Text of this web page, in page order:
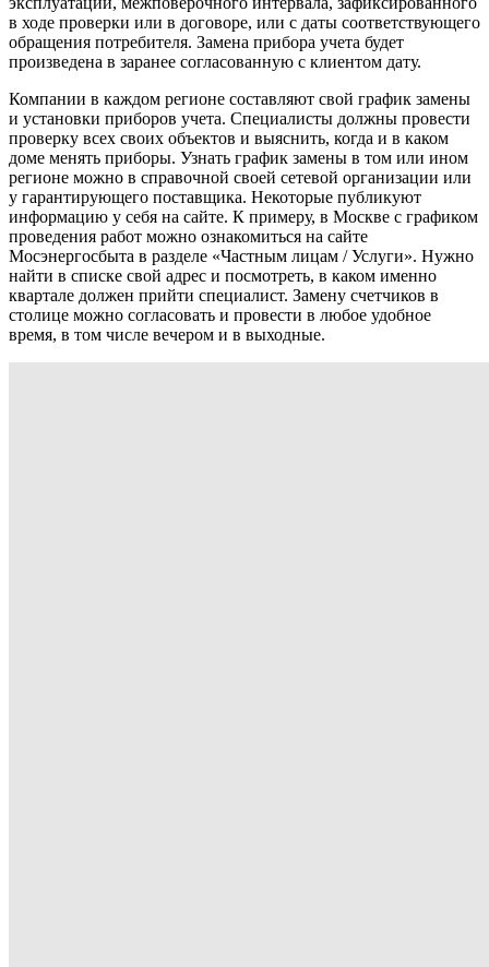
в ходе проверки или в договоре, или с даты соответствующего
обращения потребителя. Замена прибора учета будет
произведена в заранее согласованную с клиентом дату.
Компании в каждом регионе составляют свой график замены
и установки приборов учета. Специалисты должны провести
проверку всех своих объектов и выяснить, когда и в каком
доме менять приборы. Узнать график замены в том или ином
регионе можно в справочной своей сетевой организации или
у гарантирующего поставщика. Некоторые публикуют
информацию у себя на сайте. К примеру, в Москве с графиком
проведения работ можно ознакомиться на сайте
Мосэнергосбыта в разделе «Частным лицам / Услуги». Нужно
найти в списке свой адрес и посмотреть, в каком именно
квартале должен прийти специалист. Замену счетчиков в
столице можно согласовать и провести в любое удобное
время, в том числе вечером и в выходные.